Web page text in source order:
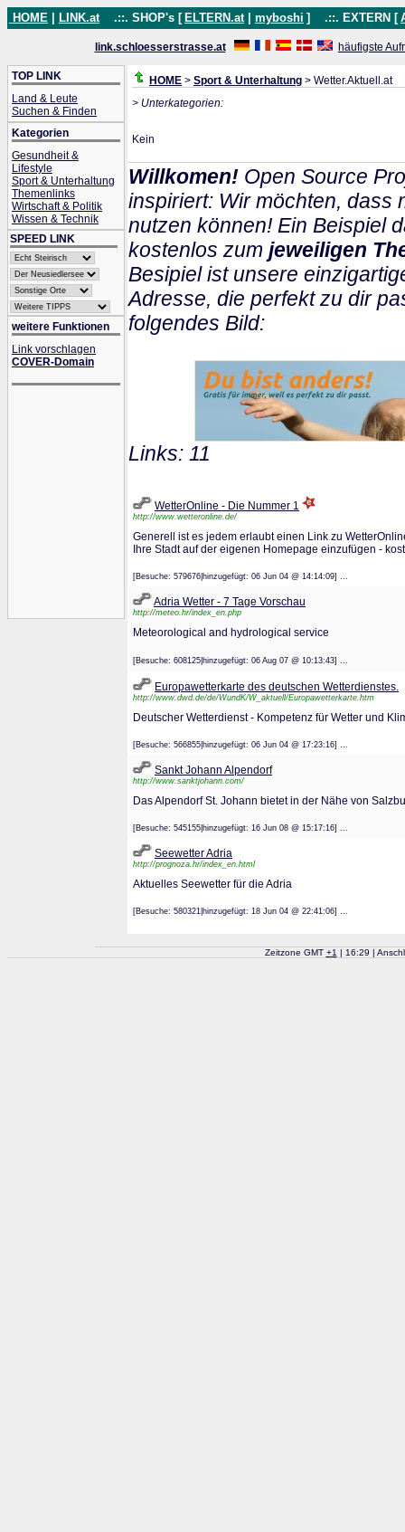
HOME LINK.at .::. SHOP's [ ELTERN.at myboshi ] .::. EXTERN [
link.schloesserstrasse.at häufigste
TOP LINK
Land & Leute
Suchen & Finden
Kategorien
Gesundheit &
Lifestyle
Sport & Unterhaltung
Themenlinks
Wirtschaft & Politik
Wissen & Technik
SPEED LINK
weitere Funktionen
Link vorschlagen
COVER-Domain
HOME > Sport & Unterhaltung > Wetter.Aktuell.at
> Unterkategorien:
Kein
Willkomen! Open Source
inspiriert: Wir möchten, dass
nutzen können! Ein Beispiel
kostenlos zum jeweiligen
Besipiel ist unsere
Adresse, die perfekt zu dir
folgendes Bild:
Links: 11
WetterOnline - Die Nummer 1
http://www.wetteronline.de/
Generell ist es jedem erlaubt einen Link zu
Ihre Stadt auf der eigenen Homepage einzufügen -
[Besuche: 579676|hinzugefügt: 06 Jun 04 @ 14:14:09] ...
Adria Wetter - 7 Tage Vorschau
http://meteo.hr/index_en.php
Meteorological and hydrological service
[Besuche: 608125|hinzugefügt: 06 Aug 07 @ 10:13:43] ...
Europawetterkarte des deutschen Wetterdienstes.
http://www.dwd.de/de/WundK/W_aktuell/Europawetterkarte.htm
Deutscher Wetterdienst - Kompetenz für Wetter und
[Besuche: 566855|hinzugefügt: 06 Jun 04 @ 17:23:16] ...
Sankt Johann Alpendorf
http://www.sanktjohann.com/
Das Alpendorf St. Johann bietet in der Nähe von
[Besuche: 545155|hinzugefügt: 16 Jun 08 @ 15:17:16] ...
Seewetter Adria
http://prognoza.hr/index_en.html
Aktuelles Seewetter für die Adria
[Besuche: 580321|hinzugefügt: 18 Jun 04 @ 22:41:06] ...
Zeitzone GMT +1 | 16:29 |